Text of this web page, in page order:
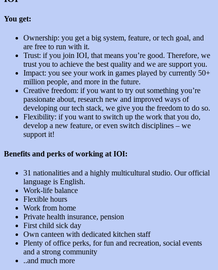
You get:
Ownership: you get a big system, feature, or tech goal, and
are free to run with it.
Trust: if you join IOI, that means you’re good. Therefore, we
trust you to achieve the best quality and we are support you.
Impact: you see your work in games played by currently 50+
million people, and more in the future.
Creative freedom: if you want to try out something you’re
passionate about, research new and improved ways of
developing our tech stack, we give you the freedom to do so.
Flexibility: if you want to switch up the work that you do,
develop a new feature, or even switch disciplines – we
support it!
Benefits and perks of working at IOI:
31 nationalities and a highly multicultural studio. Our official
language is English.
Work-life balance
Flexible hours
Work from home
Private health insurance, pension
First child sick day
Own canteen with dedicated kitchen staff
Plenty of office perks, for fun and recreation, social events
and a strong community
..and much more